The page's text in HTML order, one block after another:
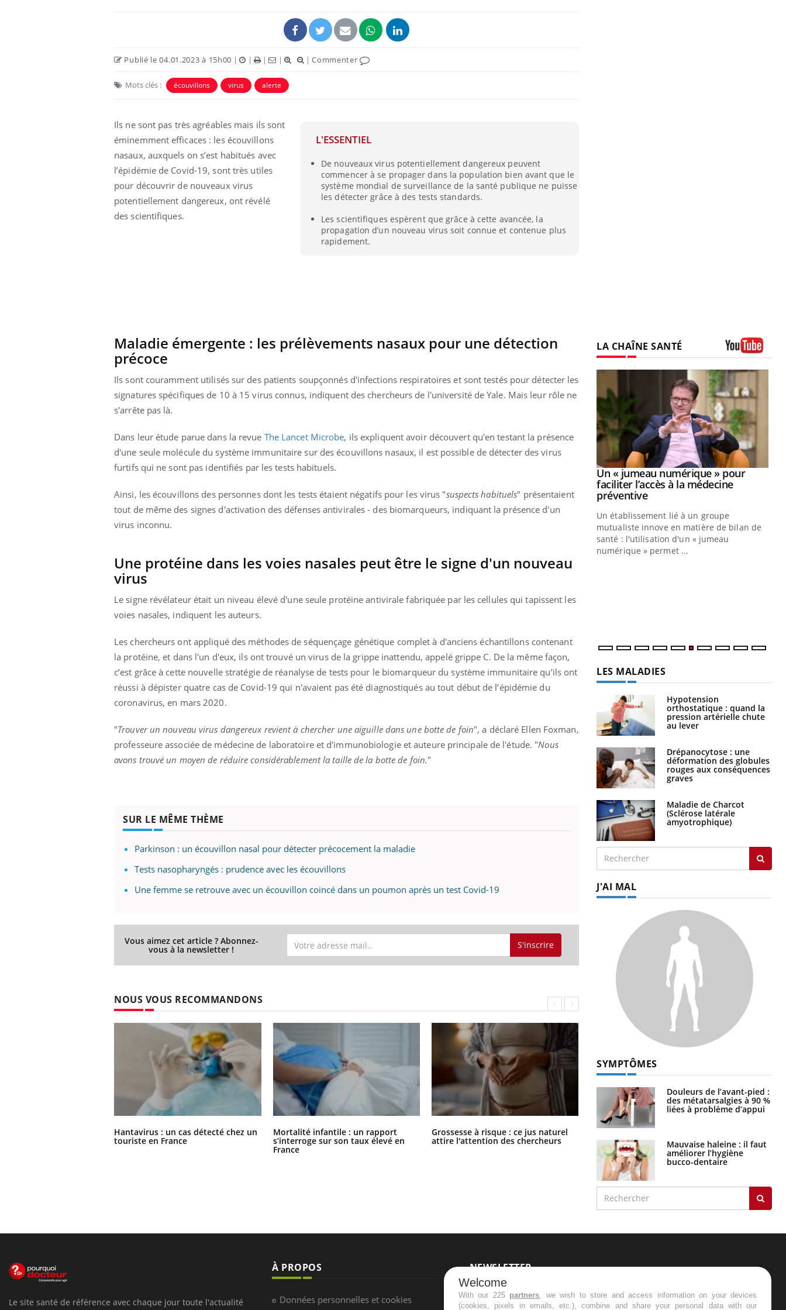
Publié le 04.01.2023 à 15h00 | | | | |Commenter
Mots clés : écouvillons virus alerte
L'ESSENTIEL
De nouveaux virus potentiellement dangereux peuvent
commencer à se propager dans la population bien avant que le
système mondial de surveillance de la santé publique ne puisse
les détecter grâce à des tests standards.
Les scientifiques espèrent que grâce à cette avancée, la
propagation d’un nouveau virus soit connue et contenue plus
rapidement.
Ils ne sont pas très agréables mais ils sont
éminemment efficaces : les écouvillons
nasaux, auxquels on s’est habitués avec
l’épidémie de Covid-19, sont très utiles
pour découvrir de nouveaux virus
potentiellement dangereux, ont révélé
des scientifiques.
Maladie émergente : les prélèvements nasaux pour une détection
précoce
Ils sont couramment utilisés sur des patients soupçonnés d'infections respiratoires et sont testés pour détecter les
signatures spécifiques de 10 à 15 virus connus, indiquent des chercheurs de l'université de Yale. Mais leur rôle ne
s'arrête pas là.
Dans leur étude parue dans la revue The Lancet Microbe, ils expliquent avoir découvert qu'en testant la présence
d'une seule molécule du système immunitaire sur des écouvillons nasaux, il est possible de détecter des virus
furtifs qui ne sont pas identifiés par les tests habituels.
Ainsi, les écouvillons des personnes dont les tests étaient négatifs pour les virus "suspects habituels" présentaient
tout de même des signes d'activation des défenses antivirales - des biomarqueurs, indiquant la présence d'un
virus inconnu.
Une protéine dans les voies nasales peut être le signe d'un nouveau
virus
Le signe révélateur était un niveau élevé d'une seule protéine antivirale fabriquée par les cellules qui tapissent les
voies nasales, indiquent les auteurs.
Les chercheurs ont appliqué des méthodes de séquençage génétique complet à d'anciens échantillons contenant
la protéine, et dans l'un d'eux, ils ont trouvé un virus de la grippe inattendu, appelé grippe C. De la même façon,
c’est grâce à cette nouvelle stratégie de réanalyse de tests pour le biomarqueur du système immunitaire qu’ils ont
réussi à dépister quatre cas de Covid-19 qui n'avaient pas été diagnostiqués au tout début de l’épidémie du
coronavirus, en mars 2020.
"Trouver un nouveau virus dangereux revient à chercher une aiguille dans une botte de foin", a déclaré Ellen Foxman,
professeure associée de médecine de laboratoire et d'immunobiologie et auteure principale de l'étude. "Nous
avons trouvé un moyen de réduire considérablement la taille de la botte de foin."
SUR LE MÊME THÈME
Parkinson : un écouvillon nasal pour détecter précocement la maladie
Tests nasopharyngés : prudence avec les écouvillons
Une femme se retrouve avec un écouvillon coincé dans un poumon après un test Covid-19
Vous aimez cet article ? Abonnez-
vous à la newsletter ! S'inscrire
NOUS VOUS RECOMMANDONS
Hantavirus : un cas détecté chez un
touriste en France
Mortalité infantile : un rapport
s’interroge sur son taux élevé en
France
Grossesse à risque : ce jus naturel
attire l'attention des chercheurs
Comment oublier les écrans en
vacances ?
LA CHAÎNE SANTÉ
Insuline & Charge mentale : et si on
En 2026, l'insuline dans le diabète de type 2
reste entourée d'idées reçues chez les
patients comme parfois chez les soignants.
Youtube
Eczéma Chronique des Mains : se
L'été arrive… et avec lui, un tout nouveau
rythme de vie ! Vacances, plage, piscine,
Le Ramadan approche, et, pour de
nombreuses personnes atteintes de
diabète, c'est une période de questions, de
Youtube
Un « jumeau numérique » pour
faciliter l’accès à la médecine
préventiveYoutube
Un établissement lié à un groupe
mutualiste innove en matière de bilan de
santé : l'utilisation d'un « jumeau
numérique » permet ...
LES MALADIES
Hypotension
orthostatique : quand la
pression artérielle chute
au lever
Drépanocytose : une
déformation des globules
rouges aux conséquences
graves
Maladie de Charcot
(Sclérose latérale
amyotrophique)
J'AI MAL
SYMPTÔMES
Douleurs de l’avant-pied :
des métatarsalgies à 90 %
liées à problème d’appui
Mauvaise haleine : il faut
améliorer l’hygiène
bucco-dentaire
Le site santé de référence avec chaque jour toute l'actualité
À PROPOS
Données personnelles et cookies
NEWSLETTER
Recevez toutes les semaines les meilleures
infos santé
Welcome
With our 225 partners, we wish to store and access information on your devices
(cookies, pixels in emails, etc.), combine and share your personal data with our